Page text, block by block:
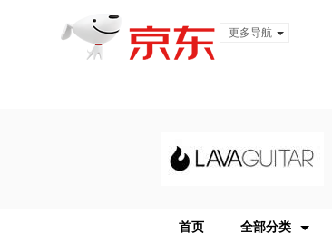
更多导航
首页 全部分类